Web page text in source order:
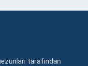
tarafından